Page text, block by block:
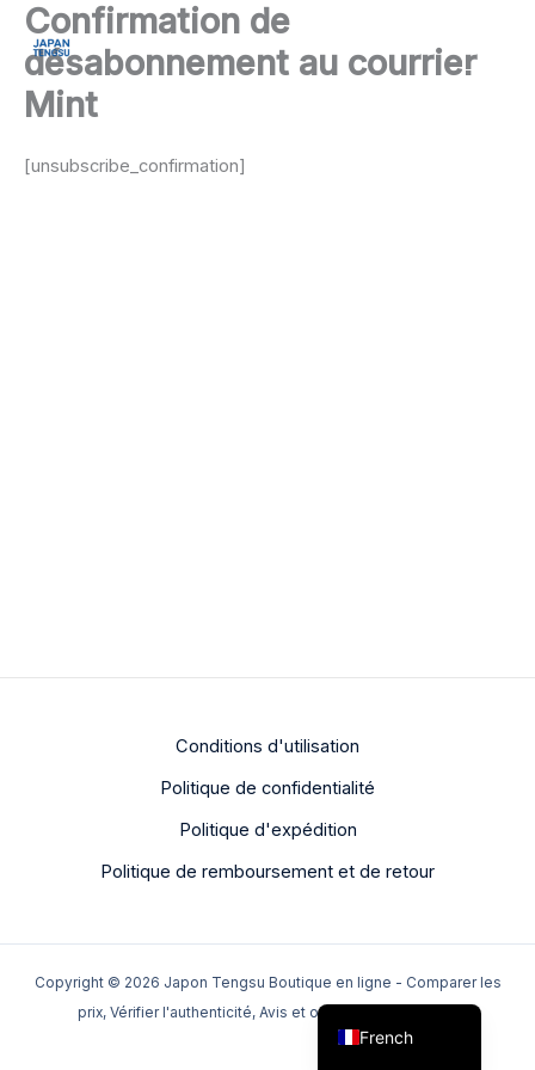
principal
Aller
contenu
Confirmation de
désabonnement au courrier
Mint
[unsubscribe_confirmation]
Conditions d'utilisation
Politique de confidentialité
Politique d'expédition
Politique de remboursement et de retour
Copyright © 2026 Japon Tengsu Boutique en ligne - Comparer les
prix, Vérifier l'authenticité, Avis et options de livraison -
French
English
Italian
Dutch